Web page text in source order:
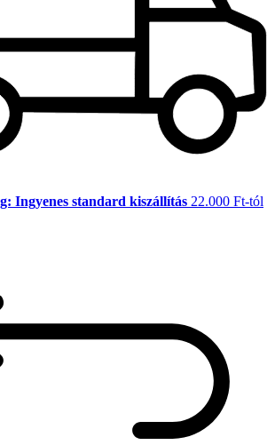
Ingyenes standard kiszállítás 22.000 Ft-tól